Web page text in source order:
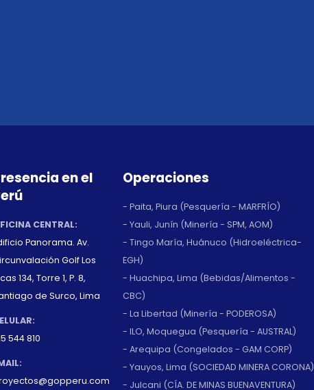
en el
CENTRAL:
Panorama. Av.
Golf Los
134, Torre 1, P. 8,
de Surco, Lima
544 810
Operaciones
- Paita, Piura (Pesquería - MARFRÍO)
- Yauli, Junín (Minería - SPM, AOM)
- Tingo María, Huánuco (Hidroeléctrica-
EGH)
- Huachipa, Lima (Bebidas/Alimentos -
CBC)
- La Libertad (Minería - PODEROSA)
- ILO, Moquegua (Pesquería - AUSTRAL)
- Arequipa (Congelados - GAM CORP)
- Yauyos, Lima (SOCIEDAD MINERA CORONA)
- Julcani (CÍA. DE MINAS BUENAVENTURA)